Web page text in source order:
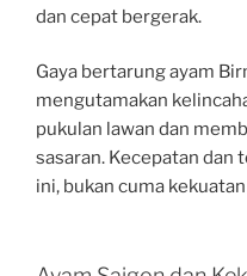
dan cepat bergerak.
Gaya bertarung ayam
mengutamakan
pukulan lawan dan
sasaran. Kecepatan dan
ini, bukan cuma